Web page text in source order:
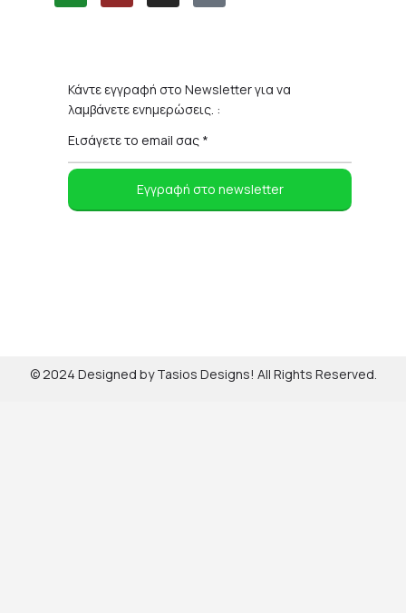
Κάντε εγγραφή στο Newsletter για να
λαμβάνετε ενημερώσεις. :
© 2024 Designed by Tasios Designs! All Rights Reserved.